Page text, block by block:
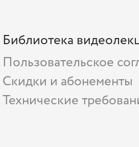
Библиотека
Пользовательское
Скидки и абонементы
Технические